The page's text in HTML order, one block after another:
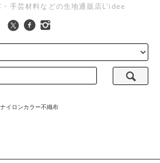
手芸材料などの生地通販店L'idee
ナイロンカラー不織布